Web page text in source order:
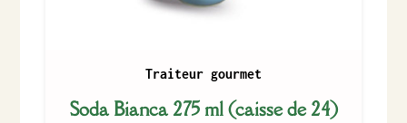
Traiteur gourmet
Soda Bianca 275 ml (caisse de 24)